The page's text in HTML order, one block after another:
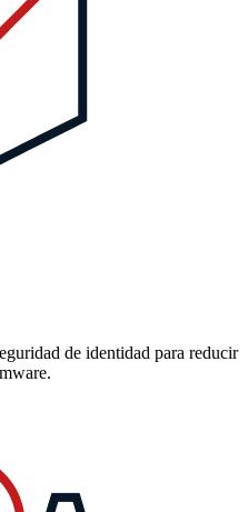
de identidad para reducir